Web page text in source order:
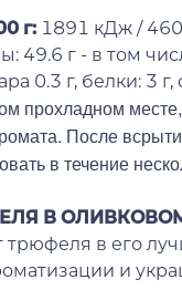
г: 1891 кДж /
49.6 г - в том
0.3 г, белки: 3 г,
прохладном
После
в течение
В
трюфеля в его
и